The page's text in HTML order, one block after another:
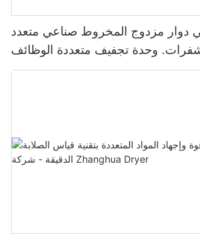
مزدوج المخروط صناعي متعدد
وحدة تجفيف متعددة الوظائف
مزودة بشفرات.